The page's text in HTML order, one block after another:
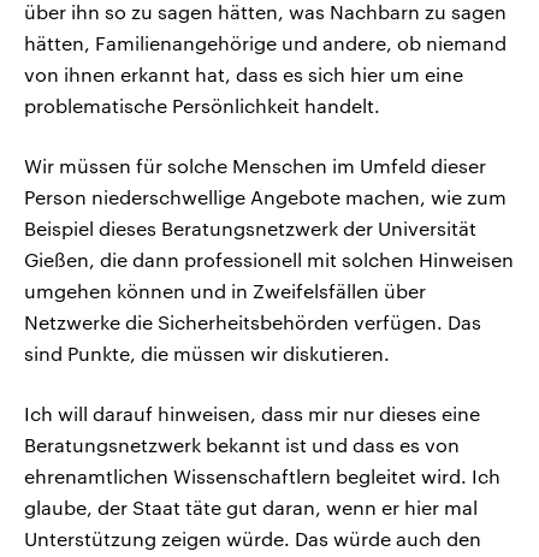
über ihn so zu sagen hätten, was Nachbarn zu sagen
hätten, Familienangehörige und andere, ob niemand
von ihnen erkannt hat, dass es sich hier um eine
problematische Persönlichkeit handelt.
Wir müssen für solche Menschen im Umfeld dieser
Person niederschwellige Angebote machen, wie zum
Beispiel dieses Beratungsnetzwerk der Universität
Gießen, die dann professionell mit solchen Hinweisen
umgehen können und in Zweifelsfällen über
Netzwerke die Sicherheitsbehörden verfügen. Das
sind Punkte, die müssen wir diskutieren.
Ich will darauf hinweisen, dass mir nur dieses eine
Beratungsnetzwerk bekannt ist und dass es von
ehrenamtlichen Wissenschaftlern begleitet wird. Ich
glaube, der Staat täte gut daran, wenn er hier mal
Unterstützung zeigen würde. Das würde auch den